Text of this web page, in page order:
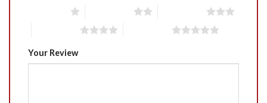
Your Review